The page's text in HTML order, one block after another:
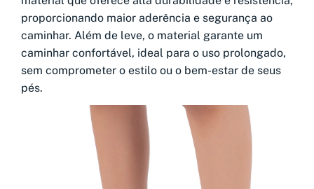
proporcionando maior aderência e segurança ao
caminhar. Além de leve, o material garante um
caminhar confortável, ideal para o uso prolongado,
sem comprometer o estilo ou o bem-estar de seus
pés.